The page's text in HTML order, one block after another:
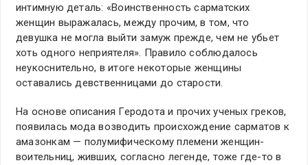
интимную деталь: «Воинственность сарматских
женщин выражалась, между прочим, в том, что
девушка не могла выйти замуж прежде, чем не убьет
хоть одного неприятеля». Правило соблюдалось
неукоснительно, в итоге некоторые женщины
оставались девственницами до старости.
На основе описания Геродота и прочих ученых греков,
появилась мода возводить происхождение сарматов к
амазонкам — полумифическому племени женщин-
воительниц, живших, согласно легенде, тоже где-то в